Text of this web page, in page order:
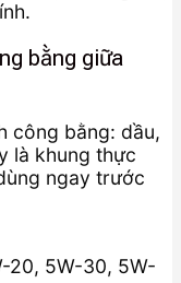
bằng giữa
công bằng: dầu,
là khung thực
ngay trước
20, 5W-30, 5W-